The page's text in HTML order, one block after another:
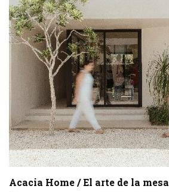
Acacia Home / El arte de la mesa